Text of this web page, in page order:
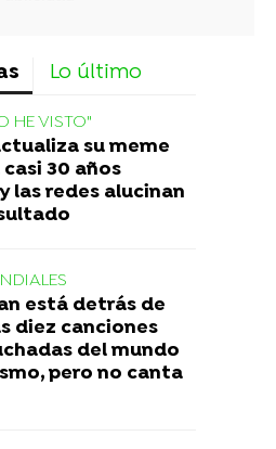
Lo último
HE VISTO"
su meme
30 años
las redes alucinan
está detrás de
diez canciones
del mundo
pero no canta